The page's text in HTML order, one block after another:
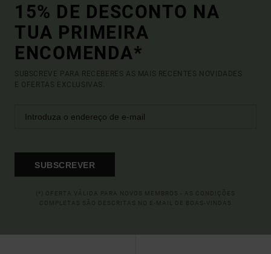
15% DE DESCONTO NA
TUA PRIMEIRA
ENCOMENDA*
SUBSCREVE PARA RECEBERES AS MAIS RECENTES NOVIDADES
E OFERTAS EXCLUSIVAS.
SUBSCREVER